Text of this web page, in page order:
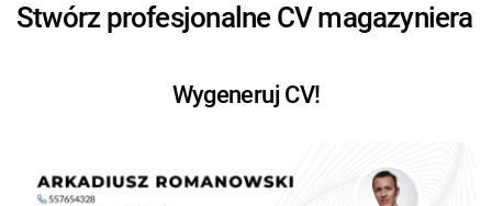
Stwórz profesjonalne CV magazyniera
Wygeneruj CV!